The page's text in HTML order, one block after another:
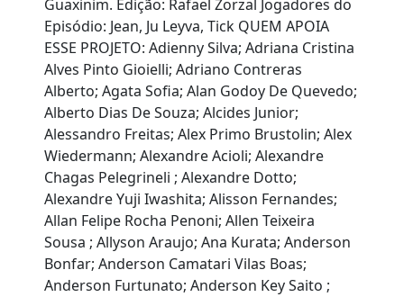
Guaxinim. Edição: Rafael Zorzal Jogadores do
Episódio: Jean, Ju Leyva, Tick QUEM APOIA
ESSE PROJETO: Adienny Silva; Adriana Cristina
Alves Pinto Gioielli; Adriano Contreras
Alberto; Agata Sofia; Alan Godoy De Quevedo;
Alberto Dias De Souza; Alcides Junior;
Alessandro Freitas; Alex Primo Brustolin; Alex
Wiedermann; Alexandre Acioli; Alexandre
Chagas Pelegrineli ; Alexandre Dotto;
Alexandre Yuji Iwashita; Alisson Fernandes;
Allan Felipe Rocha Penoni; Allen Teixeira
Sousa ; Allyson Araujo; Ana Kurata; Anderson
Bonfar; Anderson Camatari Vilas Boas;
Anderson Furtunato; Anderson Key Saito ;